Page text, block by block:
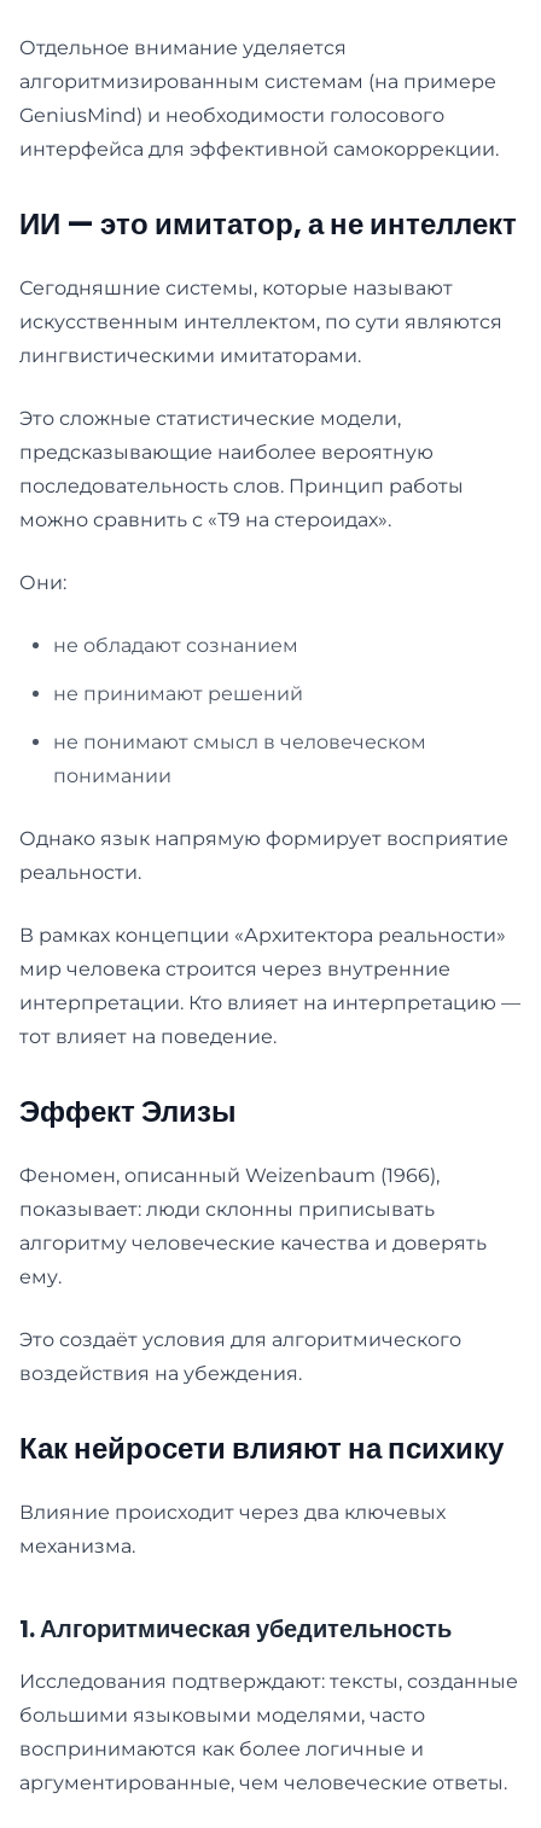
Отдельное внимание уделяется
алгоритмизированным системам (на примере
GeniusMind) и необходимости голосового
интерфейса для эффективной самокоррекции.
ИИ — это имитатор, а не интеллект
Сегодняшние системы, которые называют
искусственным интеллектом, по сути являются
лингвистическими имитаторами.
Это сложные статистические модели,
предсказывающие наиболее вероятную
последовательность слов. Принцип работы
можно сравнить с «Т9 на стероидах».
Они:
не обладают сознанием
не принимают решений
не понимают смысл в человеческом
понимании
Однако язык напрямую формирует восприятие
реальности.
В рамках концепции «Архитектора реальности»
мир человека строится через внутренние
интерпретации. Кто влияет на интерпретацию —
тот влияет на поведение.
Эффект Элизы
Феномен, описанный Weizenbaum (1966),
показывает: люди склонны приписывать
алгоритму человеческие качества и доверять
ему.
Это создаёт условия для алгоритмического
воздействия на убеждения.
Как нейросети влияют на психику
Влияние происходит через два ключевых
механизма.
1. Алгоритмическая убедительность
Исследования подтверждают: тексты, созданные
большими языковыми моделями, часто
воспринимаются как более логичные и
аргументированные, чем человеческие ответы.